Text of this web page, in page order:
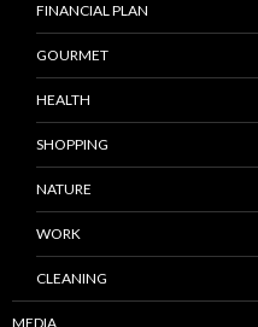
FINANCIAL PLAN
GOURMET
HEALTH
SHOPPING
NATURE
WORK
CLEANING
MEDIA